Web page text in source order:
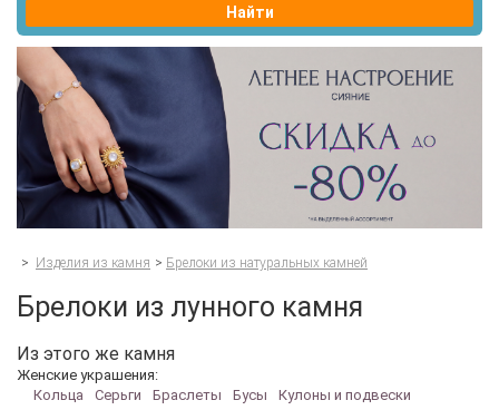
Найти
> Изделия из камня > Брелоки из натуральных камней
Брелоки из лунного камня
Из этого же камня
Женские украшения:
Кольца
Серьги Браслеты Бусы
Кулоны и подвески